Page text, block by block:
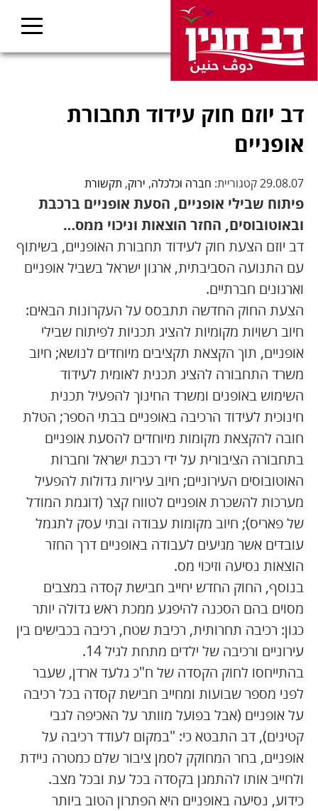
דב יוזם חוק עידוד תחבורת
אופניים
29.08.07 קטגוריית: חברה וכלכלה, ירוק, תקשורת
פיתוח שבילי אופניים, הסעת אופניים ברכבת
ובאוטובוסים, החזר הוצאות וניכוי ממס…
דב יוזם הצעת חוק לעידוד תחבורת האופניים, בשיתוף
עם התנועה הסביבתית, ארגון ישראל בשביל אופניים
וארגונים חברתיים.
הצעת החוק החדשה תתבסס על העקרונות הבאים:
חיוב רשויות מקומיות להציג תכניות לפיתוח שבילי
אופניים, תוך הקצאת תקציבים מיוחדים לנושא; חיוב
משרד התחבורה להציג תכנית לאומית לעידוד
השימוש באופנים ומשרד החינוך להפעיל תכנית
חינוכית לעידוד הרכיבה באופניים בבתי הספר; הטלת
חובה להקצאת מקומות מיוחדים להסעת אופניים
בתחבורה הציבורית על ידי רכבת ישראל וחברות
האוטובוסים העירוניים; חיוב עיריות גדולות להפעיל
מערכות להשכרת אופניים לטווח קצר (דוגמת המודל
של פאריס); חיוב מקומות עבודה ובתי עסק לתגמל
עובדים אשר מגיעים לעבודה באופניים דרך החזר
הוצאות נסיעה וזיכוי מס.
בנוסף, החוק החדש יחייב חבישת קסדה במצבים
מסוים בהם הסכנה להיפגע ממכת ראש גדולה יותר
כגון: רכיבה תחרותית, רכיבת שטח, רכיבה בכבישים בין
עירוניים ורכיבה של ילדים מתחת לגיל 14.
בהתייחסו לחוק הקסדה של ח"כ גלעד ארדן, שעבר
לפני מספר שבועות ומחייב חבישת קסדה בכל רכיבה
על אופניים (אבל בפועל מוותר על האכיפה לגבי
קטינים), דב התבטא כי: "במקום לעודד רכיבה על
אופניים, בחר המחוקק לסמן ציבור שלם כמטרה ניידת
ולחייב אותו להתמגן בקסדה בכל עת ובכל מצב.
כידוע, נסיעה באופניים היא הפתרון הטוב ביותר